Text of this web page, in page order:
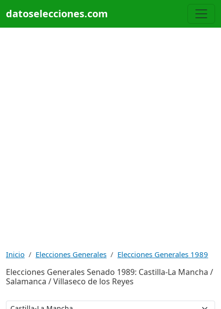
datoselecciones.com
Inicio Elecciones Generales Elecciones Generales 1989
Elecciones Generales Senado 1989: Castilla-La Mancha /
Salamanca / Villaseco de los Reyes